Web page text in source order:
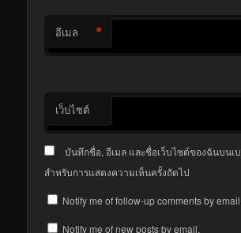
อีเมล *
เว็บไซต์
บันทึกชื่อ, อีเมล และชื่อเว็บไซต์ของฉันบนเ
สำหรับการแสดงความเห็นครั้งถัดไป
Notify me of follow-up comments by email.
Notify me of new posts by email.